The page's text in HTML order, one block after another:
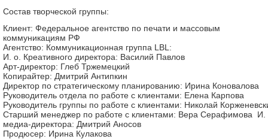
Состав творческой группы:
Клиент: Федеральное агентство по печати и массовым
коммуникациям РФ
Агентство: Коммуникационная группа LBL:
И. о. Креативного директора: Василий Павлов
Арт-директор: Глеб Тржемецкий
Копирайтер: Дмитрий Антипкин
Директор по стратегическому планированию: Ирина Коновалова
Руководитель отдела по работе с клиентами: Елена Карпова
Руководитель группы по работе с клиентами: Николай
Старший менеджер по работе с клиентами: Вера Серафимова И.
медиа-директора: Дмитрий Аносов
Продюсер: Ирина Кулакова